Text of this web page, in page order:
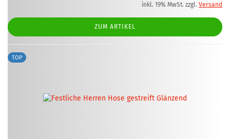
inkl. 19% MwSt. zzgl. Versand
ZUM ARTIKEL
TOP